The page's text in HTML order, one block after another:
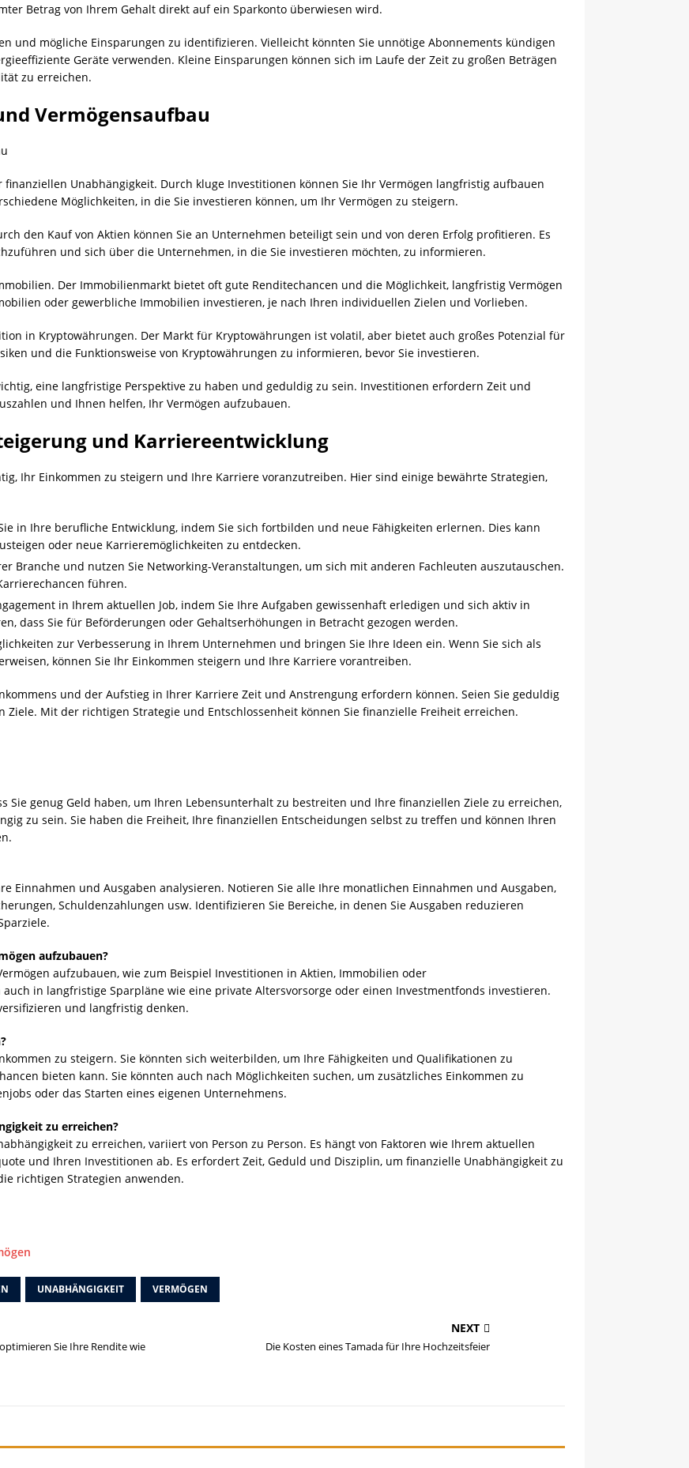
Betrag von Ihrem Gehalt direkt auf ein Sparkonto überwiesen wird.
und mögliche Einsparungen zu identifizieren. Vielleicht könnten Sie unnötige Abonnements kündigen
Geräte verwenden. Kleine Einsparungen können sich im Laufe der Zeit zu großen Beträgen
zu erreichen.
Vermögensaufbau
Unabhängigkeit. Durch kluge Investitionen können Sie Ihr Vermögen langfristig aufbauen
Möglichkeiten, in die Sie investieren können, um Ihr Vermögen zu steigern.
den Kauf von Aktien können Sie an Unternehmen beteiligt sein und von deren Erfolg profitieren. Es
und sich über die Unternehmen, in die Sie investieren möchten, zu informieren.
Der Immobilienmarkt bietet oft gute Renditechancen und die Möglichkeit, langfristig Vermögen
oder gewerbliche Immobilien investieren, je nach Ihren individuellen Zielen und Vorlieben.
in Kryptowährungen. Der Markt für Kryptowährungen ist volatil, aber bietet auch großes Potenzial für
und die Funktionsweise von Kryptowährungen zu informieren, bevor Sie investieren.
eine langfristige Perspektive zu haben und geduldig zu sein. Investitionen erfordern Zeit und
und Ihnen helfen, Ihr Vermögen aufzubauen.
und Karriereentwicklung
Ihr Einkommen zu steigern und Ihre Karriere voranzutreiben. Hier sind einige bewährte Strategien,
in Ihre berufliche Entwicklung, indem Sie sich fortbilden und neue Fähigkeiten erlernen. Dies kann
oder neue Karrieremöglichkeiten zu entdecken.
Branche und nutzen Sie Networking-Veranstaltungen, um sich mit anderen Fachleuten auszutauschen.
führen.
in Ihrem aktuellen Job, indem Sie Ihre Aufgaben gewissenhaft erledigen und sich aktiv in
dass Sie für Beförderungen oder Gehaltserhöhungen in Betracht gezogen werden.
zur Verbesserung in Ihrem Unternehmen und bringen Sie Ihre Ideen ein. Wenn Sie sich als
können Sie Ihr Einkommen steigern und Ihre Karriere vorantreiben.
und der Aufstieg in Ihrer Karriere Zeit und Anstrengung erfordern können. Seien Sie geduldig
Mit der richtigen Strategie und Entschlossenheit können Sie finanzielle Freiheit erreichen.
Sie genug Geld haben, um Ihren Lebensunterhalt zu bestreiten und Ihre finanziellen Ziele zu erreichen,
zu sein. Sie haben die Freiheit, Ihre finanziellen Entscheidungen selbst zu treffen und können Ihren
Einnahmen und Ausgaben analysieren. Notieren Sie alle Ihre monatlichen Einnahmen und Ausgaben,
Schuldenzahlungen usw. Identifizieren Sie Bereiche, in denen Sie Ausgaben reduzieren
aufzubauen?
aufzubauen, wie zum Beispiel Investitionen in Aktien, Immobilien oder
in langfristige Sparpläne wie eine private Altersvorsorge oder einen Investmentfonds investieren.
und langfristig denken.
zu steigern. Sie könnten sich weiterbilden, um Ihre Fähigkeiten und Qualifikationen zu
bieten kann. Sie könnten auch nach Möglichkeiten suchen, um zusätzliches Einkommen zu
oder das Starten eines eigenen Unternehmens.
zu erreichen?
zu erreichen, variiert von Person zu Person. Es hängt von Faktoren wie Ihrem aktuellen
und Ihren Investitionen ab. Es erfordert Zeit, Geduld und Disziplin, um finanzielle Unabhängigkeit zu
richtigen Strategien anwenden.
UNABHÄNGIGKEIT VERMÖGEN
Sie Ihre Rendite wie
NEXT
Die Kosten eines Tamada für Ihre Hochzeitsfeier